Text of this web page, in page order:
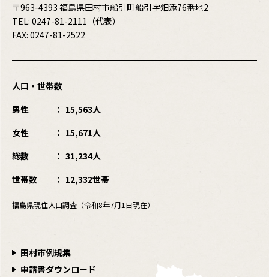
〒963-4393 福島県田村市船引町船引字畑添76番地2
TEL: 0247-81-2111 （代表）
FAX: 0247-81-2522
人口・世帯数
男性
15,563人
女性
15,671人
総数
31,234人
世帯数
12,332世帯
福島県現住人口調査（令和8年7月1日現在）
田村市例規集
申請書ダウンロード